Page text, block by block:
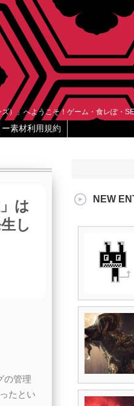
）」へようこそ！ゲーム・食レぽ・
素材利用規約
は
し
の管理
たとい
NEW